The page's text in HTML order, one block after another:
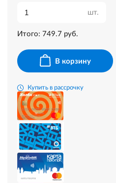
шт.
Итого: 749.7 руб.
В корзину
Купить в рассрочку